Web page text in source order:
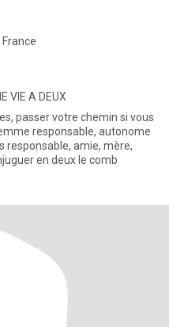
VIE A DEUX
passer votre chemin si vous
responsable, autonome
responsable, amie, mère,
en deux le comb